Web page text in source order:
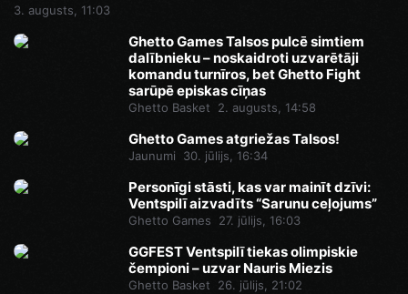
3. augusts, 11:03
Ghetto Games Talsos pulcē simtiem
dalībnieku – noskaidroti uzvarētāji
komandu turnīros, bet Ghetto Fight
sarūpē episkas cīņas
Ghetto Basket 2. augusts, 14:58
Ghetto Games atgriežas Talsos!
Jaunumi 30. jūlijs, 16:34
Personīgi stāsti, kas var mainīt dzīvi:
Ventspilī aizvadīts “Sarunu ceļojums”
Ghetto Games 27. jūlijs, 16:03
GGFEST Ventspilī tiekas olimpiskie
čempioni – uzvar Nauris Miezis
Ghetto Basket 26. jūlijs, 21:02